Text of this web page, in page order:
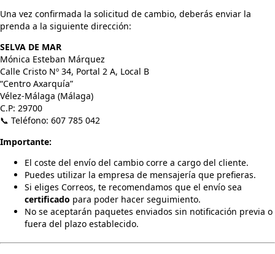
Una vez confirmada la solicitud de cambio, deberás enviar la
prenda a la siguiente dirección:
SELVA DE MAR
Mónica Esteban Márquez
Calle Cristo Nº 34, Portal 2 A, Local B
“Centro Axarquía”
Vélez-Málaga (Málaga)
C.P: 29700
📞 Teléfono: 607 785 042
Importante:
El coste del envío del cambio corre a cargo del cliente.
Puedes utilizar la empresa de mensajería que prefieras.
Si eliges Correos, te recomendamos que el envío sea
certificado para poder hacer seguimiento.
No se aceptarán paquetes enviados sin notificación previa o
fuera del plazo establecido.